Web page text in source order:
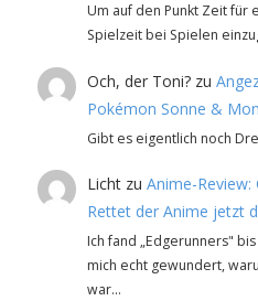
Um auf den Punkt Zeit für
Spielzeit bei Spielen
Och, der Toni? zu
Pokémon Sonne &
Gibt es eigentlich noch
Licht zuAnime-Review:
Rettet der Anime jetzt
Ich fand „Edgerunners"
mich echt gewundert,
war…